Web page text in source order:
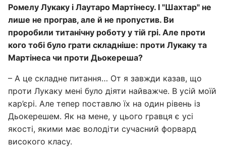
Ромелу Лукаку і Лаутаро Мартінесу. І "Шахтар" не
лише не програв, але й не пропустив. Ви
проробили титанічну роботу у тій грі. Але проти
кого тобі було грати складніше: проти Лукаку та
Мартінеса чи проти Дьокереша?
– А це складне питання… От я завжди казав, що
проти Лукаку мені було діяти найважче. В усій моїй
кар’єрі. Але тепер поставлю їх на один рівень із
Дьокерешем. Як на мене, у цього гравця є усі
якості, якими має володіти сучасний форвард
високого класу.